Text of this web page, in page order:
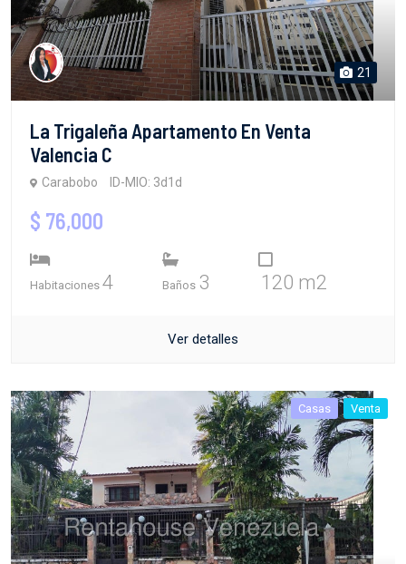
21
La Trigaleña Apartamento En Venta
Valencia C
Carabobo ID-MIO: 3d1d
$ 76,000
Habitaciones 4 Baños 3 120 m2
Ver detalles
Casas Venta